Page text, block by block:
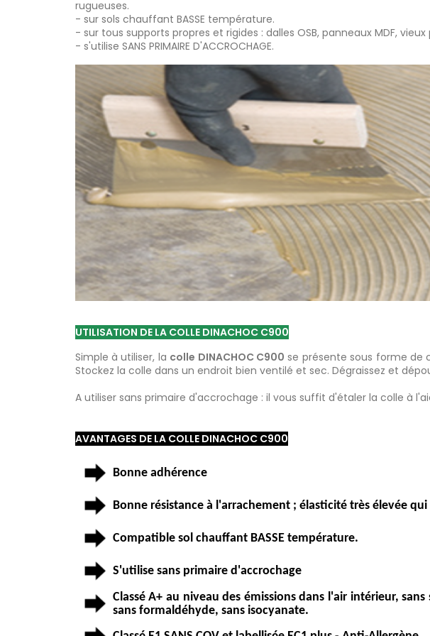
rugueuses.
- sur sols chauffant BASSE température.
- sur tous supports propres et rigides : dalles OSB, panneaux MDF, vieux
- s'utilise SANS PRIMAIRE D'ACCROCHAGE.
UTILISATION DE LA COLLE DINACHOC C900
Simple à utiliser, la colle DINACHOC C900 se présente sous forme de
Stockez la colle dans un endroit bien ventilé et sec. Dégraissez et
A utiliser sans primaire d'accrochage : il vous suffit d'étaler la colle à
AVANTAGES DE LA COLLE DINACHOC C900
Bonne adhérence
Bonne résistance à l'arrachement ; élasticité très élevée
Compatible sol chauffant BASSE température.
S'utilise sans primaire d'accrochage
Classé A+ au niveau des émissions dans l'air intérieur,
sans formaldéhyde, sans isocyanate.